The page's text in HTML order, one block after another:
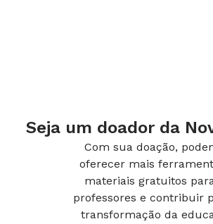
Seja um doador da
Com sua doação,
oferecer mais
materiais gratuitos
professores e contribuir
transformação da